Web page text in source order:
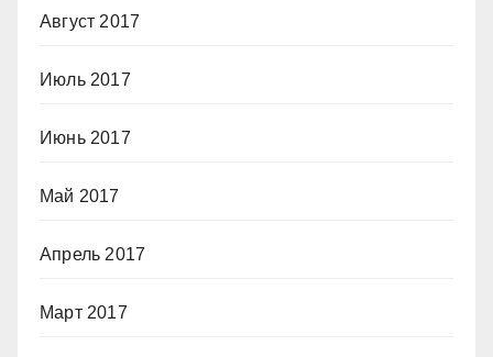
Август 2017
Июль 2017
Июнь 2017
Май 2017
Апрель 2017
Март 2017